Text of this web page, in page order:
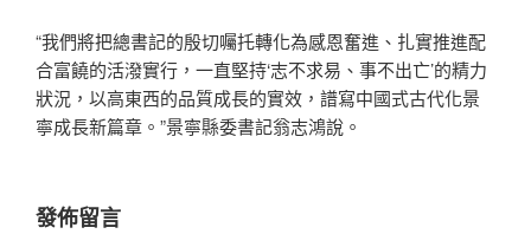
“我們將把總書記的殷切囑托轉化為感恩奮進、扎實推進配
合富饒的活潑實行，一直堅持‘志不求易、事不出亡’的精力
狀況，以高東西的品質成長的實效，譜寫中國式古代化景
寧成長新篇章。”景寧縣委書記翁志鴻說。
發佈留言